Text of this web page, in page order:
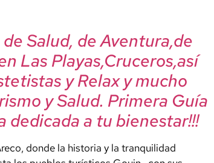
Salud, de Aventura,de
Las Playas,Cruceros,así
y Relax y mucho
y Salud. Primera Guía
a tu bienestar!!!
donde la historia y la tranquilidad